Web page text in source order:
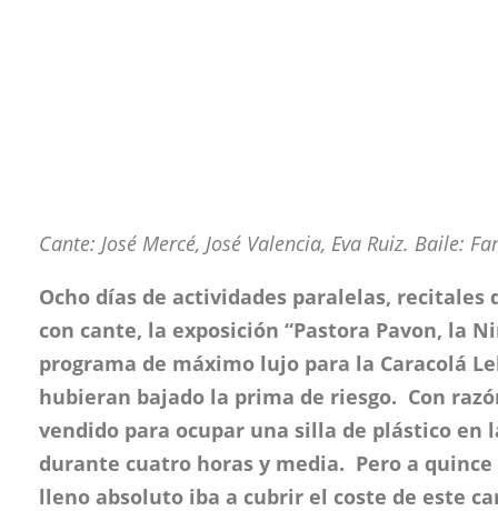
Cante: José Mercé, José Valencia, Eva Ruiz. Baile:
Ocho días de actividades paralelas,
con cante, la exposición “Pastora Pavon, la
programa de máximo lujo para la Caracolá
hubieran bajado la prima de riesgo. Con
vendido para ocupar una silla de plástico en
durante cuatro horas y media. Pero a
lleno absoluto iba a cubrir el coste de este